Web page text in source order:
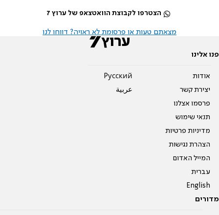
הצטרפו לקבוצת הוואטצאפ של ערוץ 7
מצאתם טעות או פרסומת לא ראויה? דווחו לנו
פנו אלינו
אודות
יצירת קשר
פרסמו אצלנו
תנאי שימוש
מדיניות פרטיות
הצהרת נגישות
המייל האדום
עברית
English
Pусский
عربية
מדורים